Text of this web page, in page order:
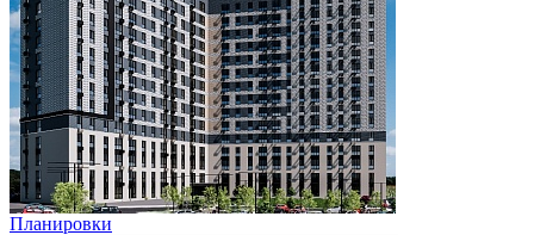
Планировки